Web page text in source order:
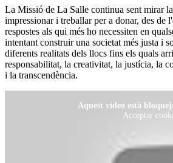
La Missió de La Salle continua sent mirar
impressionar i treballar per a donar, des de
respostes als qui més ho necessiten en
intentant construir una societat més justa i
diferents realitats dels llocs fins els quals
responsabilitat, la creativitat, la justícia, la
i la transcendència.
Aquest vídeo està
Acceptar